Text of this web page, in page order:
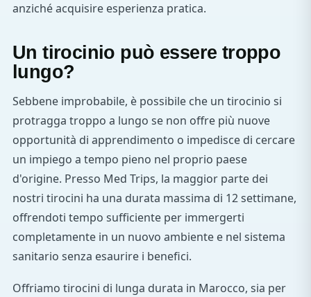
anziché acquisire esperienza pratica.
Un tirocinio può essere troppo
lungo?
Sebbene improbabile, è possibile che un tirocinio si
protragga troppo a lungo se non offre più nuove
opportunità di apprendimento o impedisce di cercare
un impiego a tempo pieno nel proprio paese
d'origine. Presso Med Trips, la maggior parte dei
nostri tirocini ha una durata massima di 12 settimane,
offrendoti tempo sufficiente per immergerti
completamente in un nuovo ambiente e nel sistema
sanitario senza esaurire i benefici.
Offriamo tirocini di lunga durata in Marocco, sia per